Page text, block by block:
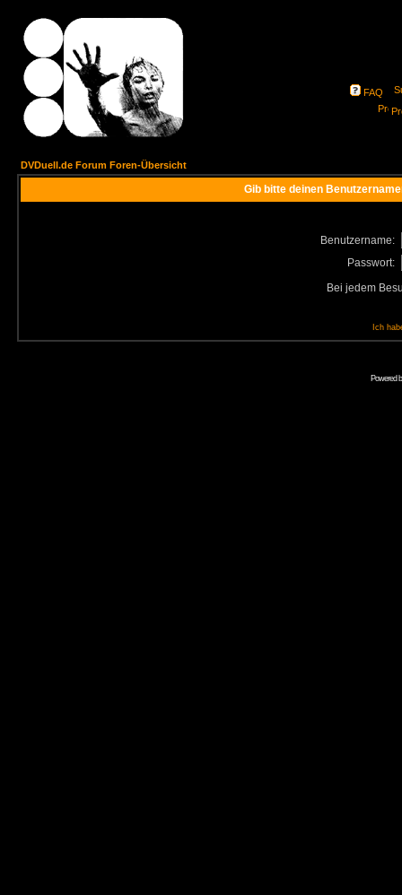
FAQ
DVDuell.de Forum Foren-Übersicht
Gib bitte deinen
Benutzername:
Passwort:
Bei jedem
Ich
Powered